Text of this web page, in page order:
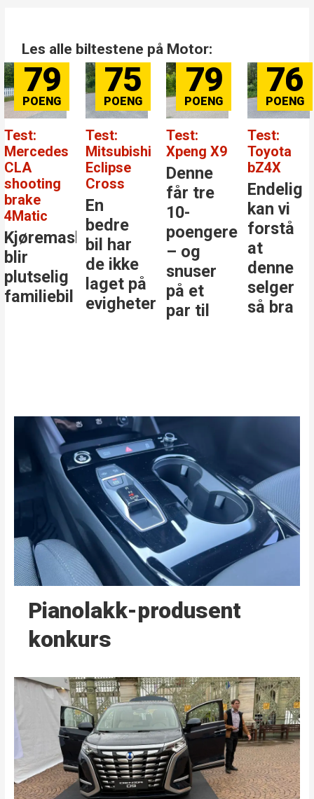
Les alle biltestene på Motor:
79
Test:
Mercedes
CLA
shooting
brake
4Matic
Kjøremaskinen
blir
plutselig
familiebil
75
Test:
Mitsubishi
Eclipse
Cross
En
bedre
bil har
de ikke
laget på
evigheter
79
Test:
Xpeng X9
Denne
får tre
10-
poengere
– og
snuser
på et
par til
76
Test:
Toyota
bZ4X
Endelig
kan vi
forstå
at
denne
selger
så bra
Pianolakk-produsent
konkurs